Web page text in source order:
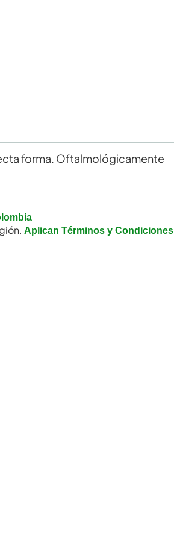
forma. Oftalmológicamente
Aplican Términos y Condiciones